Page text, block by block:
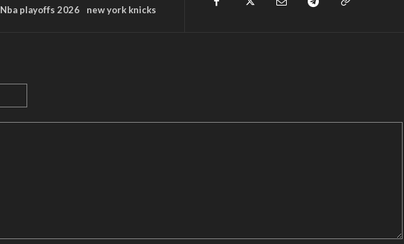
Nba playoffs 2026 new york knicks